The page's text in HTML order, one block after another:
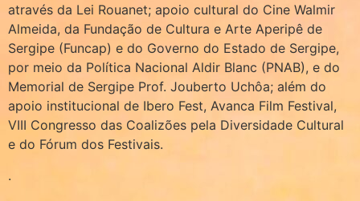
através da Lei Rouanet; apoio cultural do Cine Walmir
Almeida, da Fundação de Cultura e Arte Aperipê de
Sergipe (Funcap) e do Governo do Estado de Sergipe,
por meio da Política Nacional Aldir Blanc (PNAB), e do
Memorial de Sergipe Prof. Jouberto Uchôa; além do
apoio institucional de Ibero Fest, Avanca Film Festival,
VIII Congresso das Coalizões pela Diversidade Cultural
e do Fórum dos Festivais.
.